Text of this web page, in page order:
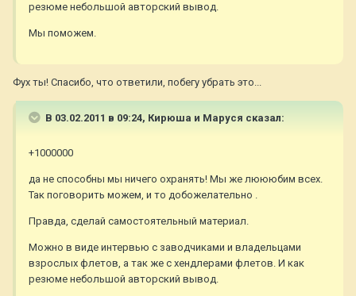
резюме небольшой авторский вывод.
Мы поможем.
Фух ты! Спасибо, что ответили, побегу убрать это...
В 03.02.2011 в 09:24, Кирюша и Маруся сказал:
+1000000
да не способны мы ничего охранять! Мы же люююбим всех.
Так поговорить можем, и то добожелательно .
Правда, сделай самостоятельный материал.
Можно в виде интервью с заводчиками и владельцами
взрослых флетов, а так же с хендлерами флетов. И как
резюме небольшой авторский вывод.